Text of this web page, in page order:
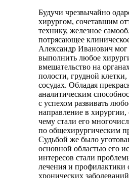
Будучи чрезвычайно
хирургом, сочетавшим
технику, железное
потрясающее
Александр Иванович мог
выполнить любое
вмешательство на
полости, грудной
сосудах. Обладая
аналитическим
с успехом развивать
направление в хирургии,
чему стали его
по общехирургическим
Судьбой же было
основной областью его
интересов стали
лечения и профилактики
хронических